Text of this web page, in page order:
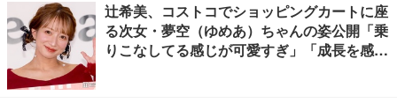
辻希美、コストコでショッピングカートに座
る次女・夢空（ゆめあ）ちゃんの姿公開「乗
りこなしてる感じが可愛すぎ」「成長を感じ